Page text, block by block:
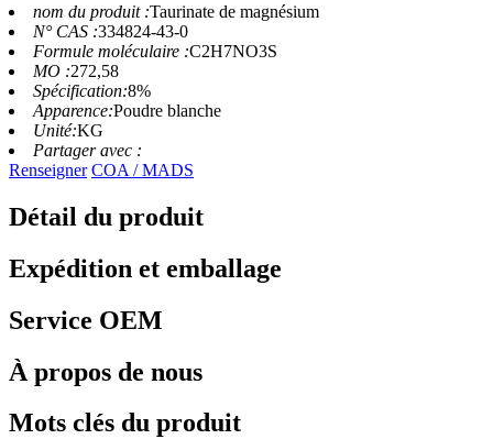
nom du produit :Taurinate de magnésium
N° CAS :334824-43-0
Formule moléculaire :C2H7NO3S
MO :272,58
Spécification:8%
Apparence:Poudre blanche
Unité:KG
Partager avec :
Renseigner COA / MADS
Détail du produit
Expédition et emballage
Service OEM
À propos de nous
Mots clés du produit